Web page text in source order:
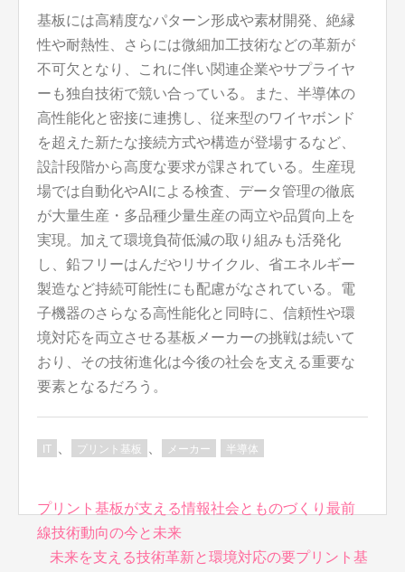
基板には高精度なパターン形成や素材開発、絶縁
性や耐熱性、さらには微細加工技術などの革新が
不可欠となり、これに伴い関連企業やサプライヤ
ーも独自技術で競い合っている。また、半導体の
高性能化と密接に連携し、従来型のワイヤボンド
を超えた新たな接続方式や構造が登場するなど、
設計段階から高度な要求が課されている。生産現
場では自動化やAIによる検査、データ管理の徹底
が大量生産・多品種少量生産の両立や品質向上を
実現。加えて環境負荷低減の取り組みも活発化
し、鉛フリーはんだやリサイクル、省エネルギー
製造など持続可能性にも配慮がなされている。電
子機器のさらなる高性能化と同時に、信頼性や環
境対応を両立させる基板メーカーの挑戦は続いて
おり、その技術進化は今後の社会を支える重要な
要素となるだろう。
IT プリント基板 メーカー 半導体
投
稿
ナ
プリント基板が支える情報社会とものづくり最前
線技術動向の今と未来
未来を支える技術革新と環境対応の要プリント基